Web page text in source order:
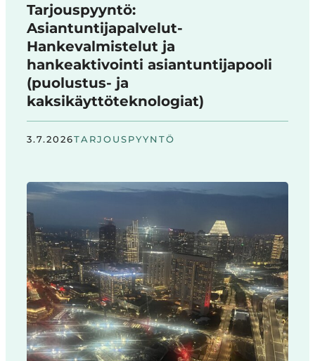
Tarjouspyyntö:
Asiantuntijapalvelut-
Hankevalmistelut ja
hankeaktivointi asiantuntijapooli
(puolustus- ja
kaksikäyttöteknologiat)
3.7.2026TARJOUSPYYNTÖ